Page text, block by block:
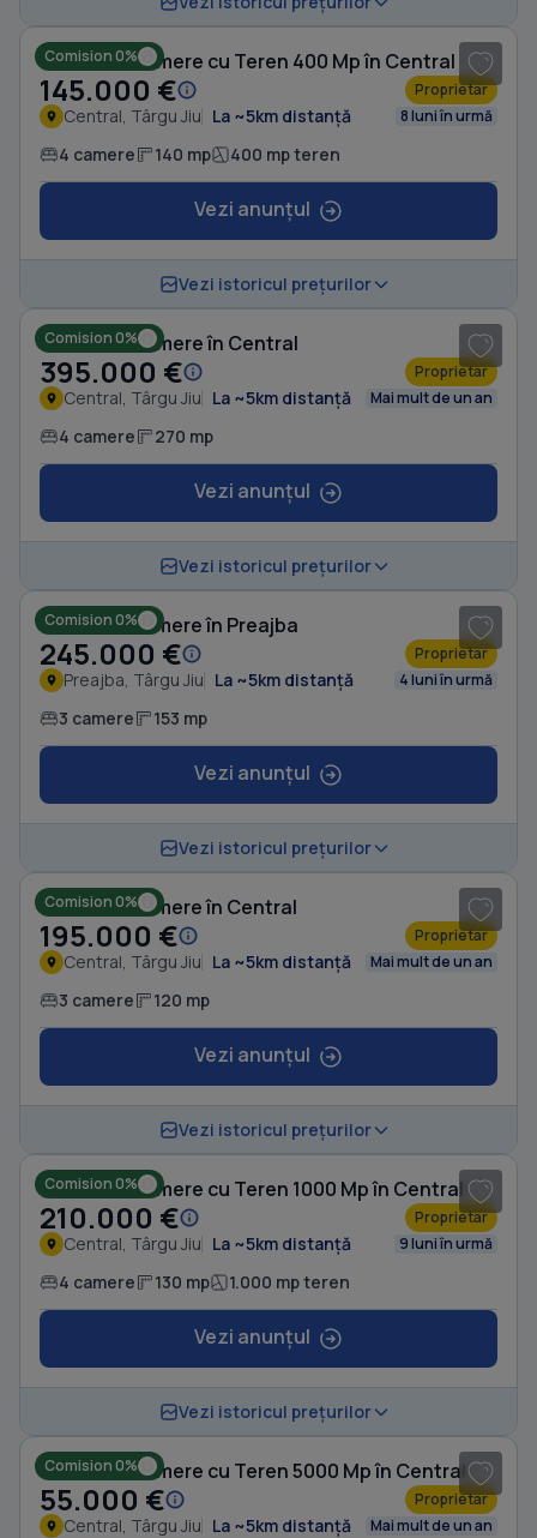
Comision 0%
Casă cu 4 camere cu Teren 400 Mp în Central
145.000 € Proprietar
Central, Târgu Jiu La ~5km distanță 8 luni în urmă
4 camere 140 mp 400 mp teren
Vezi anunțul
Vezi istoricul prețurilor
Comision 0%
Casă cu 4 camere în Central
395.000 € Proprietar
Central, Târgu Jiu La ~5km distanță Mai mult de un an
4 camere 270 mp
Vezi anunțul
Vezi istoricul prețurilor
Comision 0%
Casă cu 3 camere în Preajba
245.000 € Proprietar
Preajba, Târgu Jiu La ~5km distanță 4 luni în urmă
3 camere 153 mp
Vezi anunțul
Vezi istoricul prețurilor
Comision 0%
Casă cu 3 camere în Central
195.000 € Proprietar
Central, Târgu Jiu La ~5km distanță Mai mult de un an
3 camere 120 mp
Vezi anunțul
Vezi istoricul prețurilor
Comision 0%
Casă cu 4 camere cu Teren 1000 Mp în Central
210.000 € Proprietar
Central, Târgu Jiu La ~5km distanță 9 luni în urmă
4 camere 130 mp 1.000 mp teren
Vezi anunțul
Vezi istoricul prețurilor
Comision 0%
Casă cu 4 camere cu Teren 5000 Mp în Central
55.000 € Proprietar
Central, Târgu Jiu La ~5km distanță Mai mult de un an